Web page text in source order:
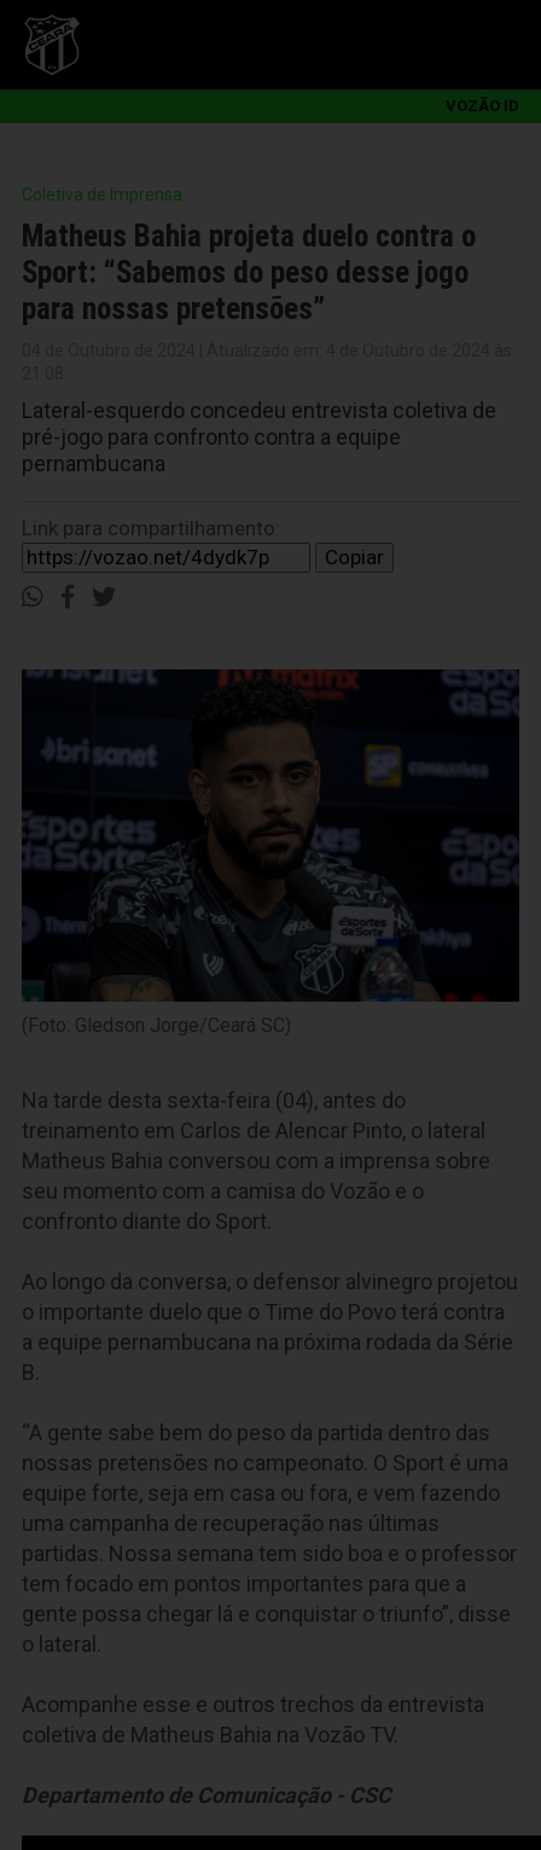
VOZÃO ID
Coletiva de Imprensa
Matheus Bahia projeta duelo contra o
Sport: “Sabemos do peso desse jogo
para nossas pretensões”
Lateral-esquerdo concedeu entrevista coletiva de
pré-jogo para confronto contra a equipe
pernambucana
Link para compartilhamento:
Copiar
(Foto: Gledson Jorge/Ceará SC)
Na tarde desta sexta-feira (04), antes do
treinamento em Carlos de Alencar Pinto, o lateral
Matheus Bahia conversou com a imprensa sobre
seu momento com a camisa do Vozão e o
confronto diante do Sport.
Ao longo da conversa, o defensor alvinegro projetou
o importante duelo que o Time do Povo terá contra
a equipe pernambucana na próxima rodada da Série
B.
“A gente sabe bem do peso da partida dentro das
nossas pretensões no campeonato. O Sport é uma
equipe forte, seja em casa ou fora, e vem fazendo
uma campanha de recuperação nas últimas
partidas. Nossa semana tem sido boa e o professor
tem focado em pontos importantes para que a
gente possa chegar lá e conquistar o triunfo”, disse
o lateral.
Acompanhe esse e outros trechos da entrevista
coletiva de Matheus Bahia na Vozão TV.
Departamento de Comunicação - CSC